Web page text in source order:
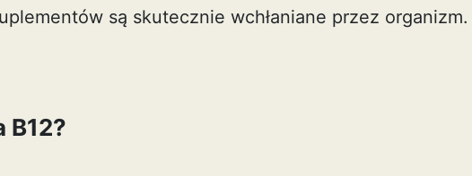
są skutecznie wchłaniane przez
B12?